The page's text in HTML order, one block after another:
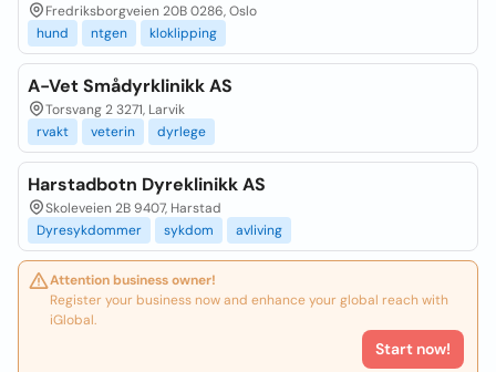
Fredriksborgveien 20B 0286, Oslo
hund
ntgen kloklipping
A-Vet Smådyrklinikk AS
Torsvang 2 3271, Larvik
rvakt
veterin dyrlege
Harstadbotn Dyreklinikk AS
Skoleveien 2B 9407, Harstad
Dyresykdommer
sykdom avliving
Attention business owner!
Register your business now and enhance your global reach with
iGlobal.
Start now!